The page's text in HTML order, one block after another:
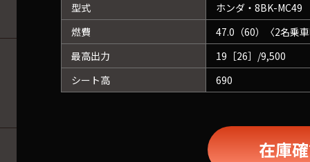
型式
ホンダ・8BK-MC49
燃費
47.0（60）〈2名乗
最高出力
19［26］/9,500
シート高
690
在庫